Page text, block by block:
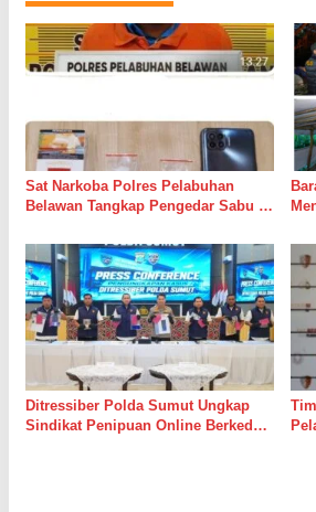
a
i
o
s
Sat Narkoba Polres Pelabuhan
Belawan Tangkap Pengedar Sabu di
Ditressiber Polda Sumut Ungkap
Sindikat Penipuan Online Berkedok